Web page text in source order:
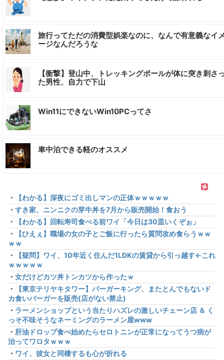
旅行ってただの消費型娯楽なのに、なんで有意義なイ
ージなんだろうな
【衝撃】登山中、トレッキングポールが体に突き刺さ
た男性、自力で下山
Win11にできないWin10PCってさ
車中泊できる軽のオススメ
・
【わかる】深夜にゴミ出しマンの正体ｗｗｗｗｗ
・ すき家、ニンニクの芽牛丼を7月から販売開始！食おう
・
【わかる】回転寿司食べる前ワイ「今日は30皿いくぞぉ」
・
【ひえぇ】職場の女の子とご飯に行ったら質問攻め食らうｗｗ
ｗｗ
・
【疑問】ワイ、10年近く住んだ1LDKの賃貸から引っ越す←これ
ｗｗｗｗｗ
・ 女だけどカツ丼トンカツから作ったｗ
・
【東京テリヤキタワー】バーガーキング、またとんでもないド
カ食いバーガーを販売(店がない禁止)
・ ラーメンショップという当たりハズレの激しいチェーン店 ＆ く
っそ不味そうなネーミングのラーメン屋www
・ 肝油ドロップ食べ始めたらセロトニンが正常になってうつ病が
治ってワロタｗｗｗ
・ ワイ、彼女と同棲するも心が折れる